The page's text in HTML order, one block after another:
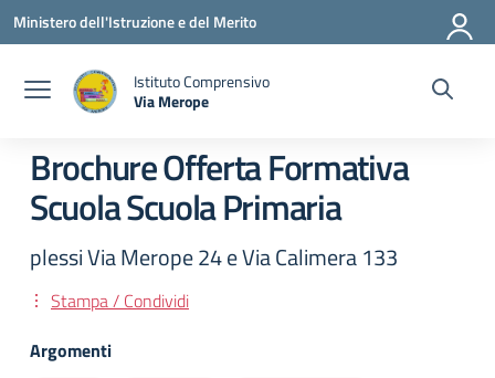
Vai ai contenuti
Vai al menu di navigazione
Vai al footer
Ministero dell'Istruzione e del Merito
Istituto Comprensivo
Via Merope
Brochure Offerta Formativa
Scuola Scuola Primaria
plessi Via Merope 24 e Via Calimera 133
Stampa / Condividi
Argomenti